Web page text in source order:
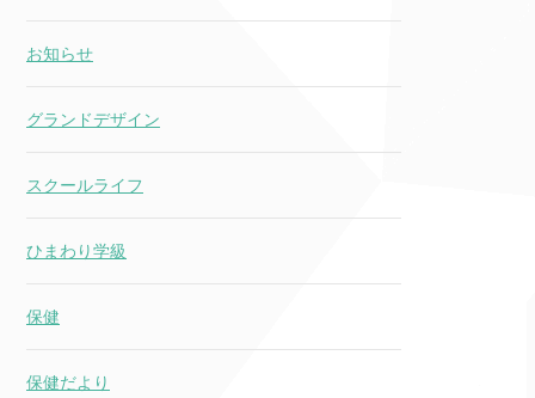
お知らせ
グランドデザイン
スクールライフ
ひまわり学級
保健
保健だより